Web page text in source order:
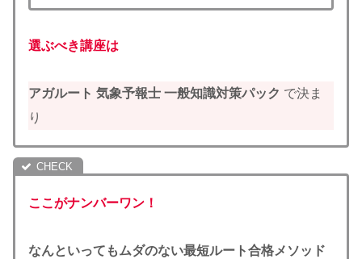
選ぶべき講座は
アガルート 気象予報士 一般知識対策パック で決ま
り
ここがナンバーワン！
なんといってもムダのない最短ルート合格メソッド